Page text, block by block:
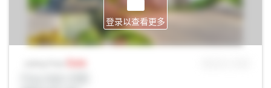
登录以查看更多
Sale